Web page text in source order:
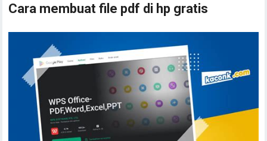
Cara membuat file pdf di hp gratis